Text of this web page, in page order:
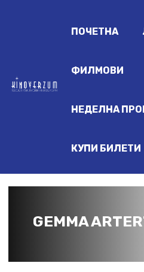
ПОЧЕТНА
ФИЛМОВИ
НЕДЕЛНА
КУПИ БИЛЕТИ
GEMMA